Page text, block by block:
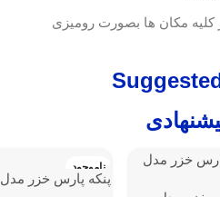
کلیه مکان ها بصورت رومیزی
ناموجود
پنكه پارس خزر مدل 4010